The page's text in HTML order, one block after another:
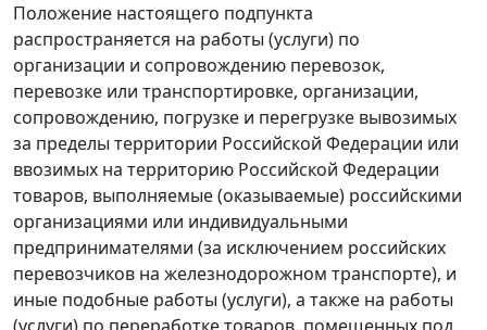
Положение настоящего подпункта
распространяется на работы (услуги) по
организации и сопровождению перевозок,
перевозке или транспортировке, организации,
сопровождению, погрузке и перегрузке вывозимых
за пределы территории Российской Федерации или
ввозимых на территорию Российской Федерации
товаров, выполняемые (оказываемые) российскими
организациями или индивидуальными
предпринимателями (за исключением российских
перевозчиков на железнодорожном транспорте), и
иные подобные работы (услуги), а также на работы